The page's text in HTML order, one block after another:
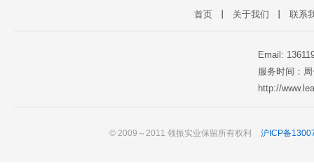
首页 关于我们 联系
Email:
服务时间：
http://
© 2009～2011 领振实业保留所有权利 沪ICP备